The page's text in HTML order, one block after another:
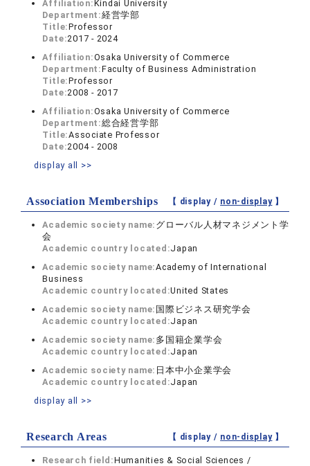
Affiliation: Kindai University
Department:経営学部
Title:Professor
Date:2017 - 2024
Affiliation:Osaka University of Commerce
Department:Faculty of Business Administration
Title:Professor
Date:2008 - 2017
Affiliation:Osaka University of Commerce
Department:総合経営学部
Title:Associate Professor
Date:2004 - 2008
display all >>
Association Memberships 【 display / non-display】
Academic society name: グローバル人材マネジメント学
会
Academic country located:Japan
Academic society name:Academy of International
Business
Academic country located:United States
Academic society name: 国際ビジネス研究学会
Academic country located:Japan
Academic society name: 多国籍企業学会
Academic country located:Japan
Academic society name: 日本中小企業学会
Academic country located:Japan
display all >>
Research Areas 【 display / non-display】
Research field:Humanities & Social Sciences /